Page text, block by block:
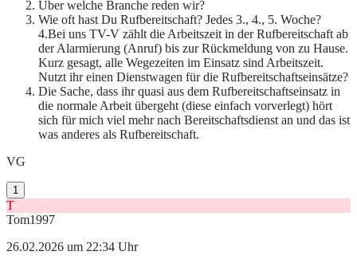
Über welche Branche reden wir?
Wie oft hast Du Rufbereitschaft? Jedes 3., 4., 5. Woche?
4.Bei uns TV-V zählt die Arbeitszeit in der Rufbereitschaft ab
der Alarmierung (Anruf) bis zur Rückmeldung von zu Hause.
Kurz gesagt, alle Wegezeiten im Einsatz sind Arbeitszeit.
Nutzt ihr einen Dienstwagen für die Rufbereitschaftseinsätze?
Die Sache, dass ihr quasi aus dem Rufbereitschaftseinsatz in
die normale Arbeit übergeht (diese einfach vorverlegt) hört
sich für mich viel mehr nach Bereitschaftsdienst an und das ist
was anderes als Rufbereitschaft.
VG
1
T
Tom1997
26.02.2026 um 22:34 Uhr